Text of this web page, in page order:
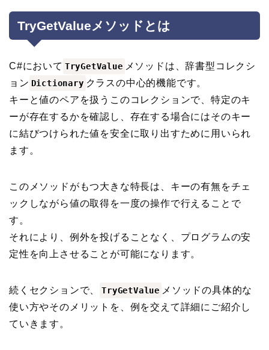
TryGetValueメソッドとは
C#において TryGetValue メソッドは、辞書型コレクシ
ョン Dictionary クラスの中心的機能です。
キーと値のペアを扱うこのコレクションで、特定のキ
ーが存在するかを確認し、存在する場合にはそのキー
に結びつけられた値を安全に取り出すために用いられ
ます。
このメソッドがもつ大きな特長は、キーの有無をチェ
ックしながら値の取得を一度の操作で行えることで
す。
それにより、例外を投げることなく、プログラムの安
定性を向上させることが可能になります。
続くセクションで、 TryGetValue メソッドの具体的な
使い方やそのメリットを、例を交えて詳細にご紹介し
ていきます。